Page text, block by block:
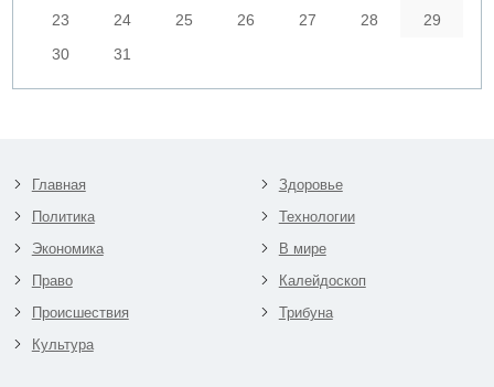
23
24 25 26 27 28
29
30
31
Главная
Политика
Экономика
Право
Происшествия
Культура
Здоровье
Технологии
В мире
Калейдоскоп
Трибуна